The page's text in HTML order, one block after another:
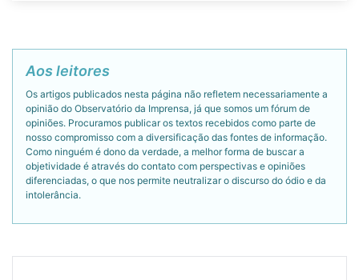
Aos leitores
Os artigos publicados nesta página não refletem necessariamente a
opinião do Observatório da Imprensa, já que somos um fórum de
opiniões. Procuramos publicar os textos recebidos como parte de
nosso compromisso com a diversificação das fontes de informação.
Como ninguém é dono da verdade, a melhor forma de buscar a
objetividade é através do contato com perspectivas e opiniões
diferenciadas, o que nos permite neutralizar o discurso do ódio e da
intolerância.